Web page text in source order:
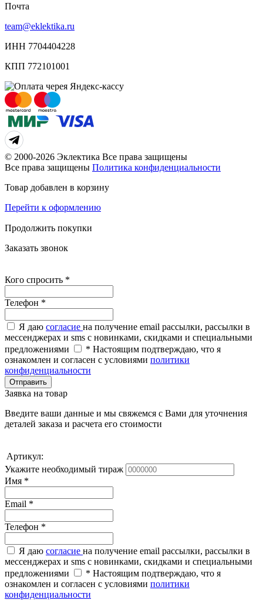
Почта
team@eklektika.ru
ИНН 7704404228
КПП 772101001
© 2000-2026 Эклектика Все права защищены
Все права защищены Политика конфиденциальности
Товар добавлен в корзину
Перейти к оформлению
Продолжить покупки
Заказать звонок
Кого спросить *
Телефон *
Я даю согласие на получение email рассылки, рассылки в
мессенджерах и sms с новинками, скидками и специальными
предложениями
* Настоящим подтверждаю, что я
ознакомлен и согласен с условиями политики
конфиденциальности
Отправить
Заявка на товар
Введите ваши данные и мы свяжемся с Вами для уточнения
деталей заказа и расчета его стоимости
Артикул:
Укажите необходимый тираж
Имя *
Email *
Телефон *
Я даю согласие на получение email рассылки, рассылки в
мессенджерах и sms с новинками, скидками и специальными
предложениями
* Настоящим подтверждаю, что я
ознакомлен и согласен с условиями политики
конфиденциальности